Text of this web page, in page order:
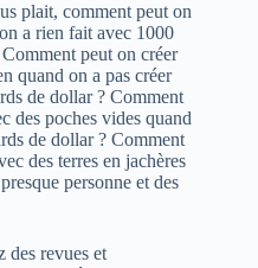
plait, comment peut on
a rien fait avec 1000
peut on créer
quand on a pas créer
de dollar ? Comment
des poches vides quand
de dollar ? Comment
des terres en jachères
personne et des
des revues et